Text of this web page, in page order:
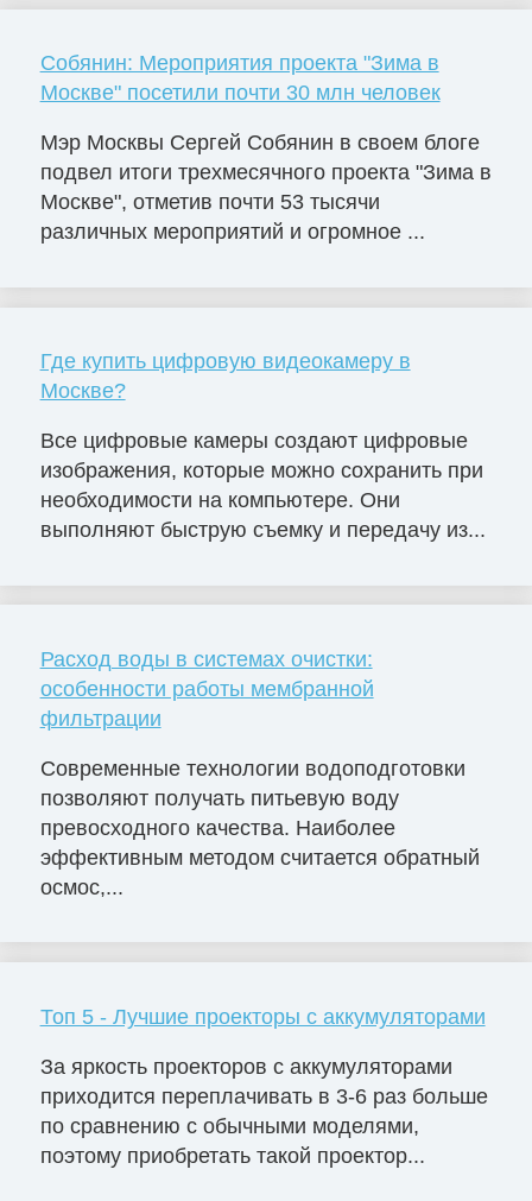
Собянин: Мероприятия проекта "Зима в
Москве" посетили почти 30 млн человек
Мэр Москвы Сергей Собянин в своем блоге
подвел итоги трехмесячного проекта "Зима в
Москве", отметив почти 53 тысячи
различных мероприятий и огромное ...
Где купить цифровую видеокамеру в
Москве?
Все цифровые камеры создают цифровые
изображения, которые можно сохранить при
необходимости на компьютере. Они
выполняют быструю съемку и передачу из...
Расход воды в системах очистки:
особенности работы мембранной
фильтрации
Современные технологии водоподготовки
позволяют получать питьевую воду
превосходного качества. Наиболее
эффективным методом считается обратный
осмос,...
Топ 5 - Лучшие проекторы с аккумуляторами
За яркость проекторов с аккумуляторами
приходится переплачивать в 3-6 раз больше
по сравнению с обычными моделями,
поэтому приобретать такой проектор...